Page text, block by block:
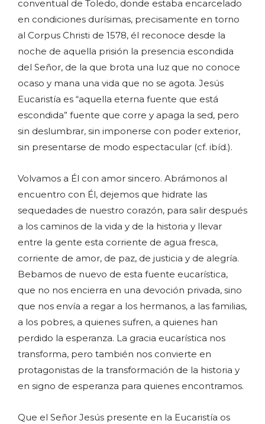
conventual de Toledo, donde estaba encarcelado
en condiciones durísimas, precisamente en torno
al Corpus Christi de 1578, él reconoce desde la
noche de aquella prisión la presencia escondida
del Señor, de la que brota una luz que no conoce
ocaso y mana una vida que no se agota. Jesús
Eucaristía es “aquella eterna fuente que está
escondida” fuente que corre y apaga la sed, pero
sin deslumbrar, sin imponerse con poder exterior,
sin presentarse de modo espectacular (cf. ibíd.).
Volvamos a Él con amor sincero. Abrámonos al
encuentro con Él, dejemos que hidrate las
sequedades de nuestro corazón, para salir después
a los caminos de la vida y de la historia y llevar
entre la gente esta corriente de agua fresca,
corriente de amor, de paz, de justicia y de alegría.
Bebamos de nuevo de esta fuente eucarística,
que no nos encierra en una devoción privada, sino
que nos envía a regar a los hermanos, a las familias,
a los pobres, a quienes sufren, a quienes han
perdido la esperanza. La gracia eucarística nos
transforma, pero también nos convierte en
protagonistas de la transformación de la historia y
en signo de esperanza para quienes encontramos.
Que el Señor Jesús presente en la Eucaristía os